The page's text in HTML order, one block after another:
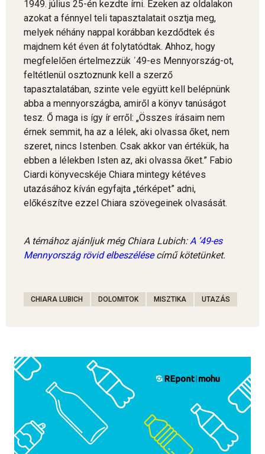
1949. július 25-én kezdte írni. Ezeken az oldalakon
azokat a fénnyel teli tapasztalatait osztja meg,
melyek néhány nappal korábban kezdődtek és
majdnem két éven át folytatódtak. Ahhoz, hogy
megfelelően értelmezzük ᾽49-es Mennyország-ot,
feltétlenül osztoznunk kell a szerző
tapasztalatában, szinte vele együtt kell belépnünk
abba a mennyországba, amiről a könyv tanúságot
tesz. Ő maga is így ír erről: „Összes írásaim nem
érnek semmit, ha az a lélek, aki olvassa őket, nem
szeret, nincs Istenben. Csak akkor van értékük, ha
ebben a lélekben Isten az, aki olvassa őket.” Fabio
Ciardi könyvecskéje Chiara mintegy kétéves
utazásához kíván egyfajta „térképet” adni,
előkészítve ezzel Chiara szövegeinek olvasását.
A témához ajánljuk még Chiara Lubich:A ’49-es
Mennyország rövid elbeszélésecímű kötetünket.
CHIARA LUBICH DOLOMITOK MISZTIKA UTAZÁS